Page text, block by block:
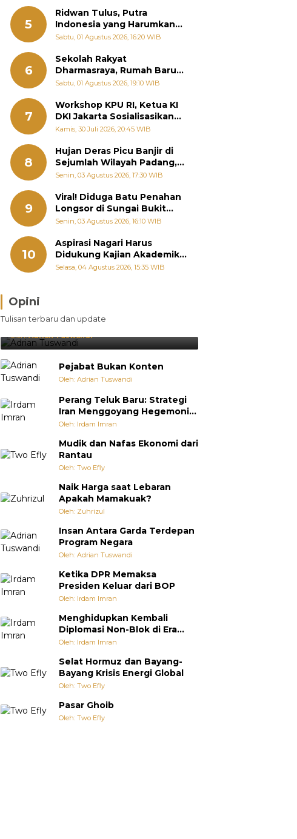
5
Ridwan Tulus, Putra
Indonesia yang Harumkan
Nama Bangsa hingga
Jepang
Sabtu, 01 Agustus 2026, 16:20 WIB
6
Sekolah Rakyat
Dharmasraya, Rumah Baru
268 Anak Menggapai Mimpi
Kemiskinan
Sabtu, 01 Agustus 2026, 19:10 WIB
7
Workshop KPU RI, Ketua KI
DKI Jakarta Sosialisasikan
Hukum Acara Penyelesaian
Kamis, 30 Juli 2026, 20:45 WIB
8
Hujan Deras Picu Banjir di
Sejumlah Wilayah Padang,
Fadly Amran Perintahkan
Senin, 03 Agustus 2026, 17:30 WIB
9
Viral! Diduga Batu Penahan
Longsor di Sungai Bukit
Nago Padang Diambil, Warga
Senin, 03 Agustus 2026, 16:10 WIB
10
Aspirasi Nagari Harus
Didukung Kajian Akademik,
Zigo Rolanda: Agar Mudah
Selasa, 04 Agustus 2026, 15:35 WIB
Opini
Tulisan terbaru dan update
Brasil Lebih Diunggulkan, tetapi
Jepang Selalu Punya Cara Membuat
Kejutan
Oleh:Adrian Tuswandi
Pejabat Bukan Konten
Oleh: Adrian Tuswandi
Perang Teluk Baru: Strategi
Iran Menggoyang Hegemoni
AS dari Dalam
Oleh: Irdam Imran
Mudik dan Nafas Ekonomi dari
Rantau
Oleh: Two Efly
Naik Harga saat Lebaran
Apakah Mamakuak?
Oleh: Zuhrizul
Insan Antara Garda Terdepan
Program Negara
Oleh: Adrian Tuswandi
Ketika DPR Memaksa
Presiden Keluar dari BOP
Oleh: Irdam Imran
Menghidupkan Kembali
Diplomasi Non-Blok di Era
Multipolar
Oleh: Irdam Imran
Selat Hormuz dan Bayang-
Bayang Krisis Energi Global
Oleh: Two Efly
Pasar Ghoib
Oleh: Two Efly